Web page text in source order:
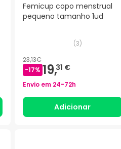
Femicup copo menstrual
pequeno tamanho 1ud
(3)
23,13€
-17% 19,31 €
Envio em 24-72h
Adicionar